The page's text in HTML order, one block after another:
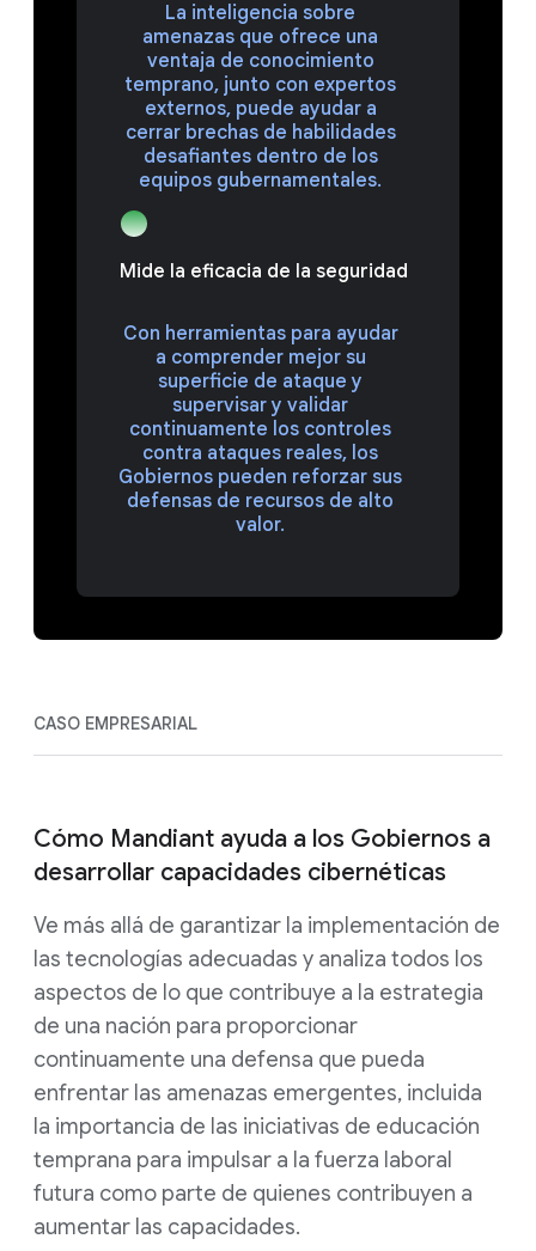
La inteligencia sobre
amenazas que ofrece una
ventaja de conocimiento
temprano, junto con expertos
externos, puede ayudar a
cerrar brechas de habilidades
desafiantes dentro de los
equipos gubernamentales.
Mide la eficacia de la seguridad
Con herramientas para ayudar
a comprender mejor su
superficie de ataque y
supervisar y validar
continuamente los controles
contra ataques reales, los
Gobiernos pueden reforzar sus
defensas de recursos de alto
valor.
CASO EMPRESARIAL
Cómo Mandiant ayuda a los Gobiernos a
desarrollar capacidades cibernéticas
Ve más allá de garantizar la implementación de
las tecnologías adecuadas y analiza todos los
aspectos de lo que contribuye a la estrategia
de una nación para proporcionar
continuamente una defensa que pueda
enfrentar las amenazas emergentes, incluida
la importancia de las iniciativas de educación
temprana para impulsar a la fuerza laboral
futura como parte de quienes contribuyen a
aumentar las capacidades.